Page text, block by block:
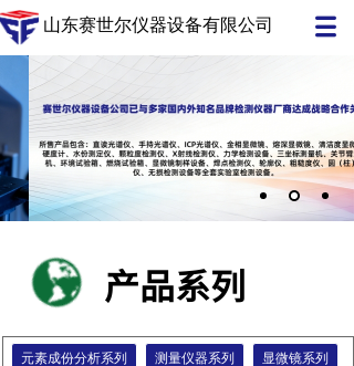
元素成份分析系列 测量仪器系列 显微镜系列
产品系列
山东赛世尔仪器设备有限公司